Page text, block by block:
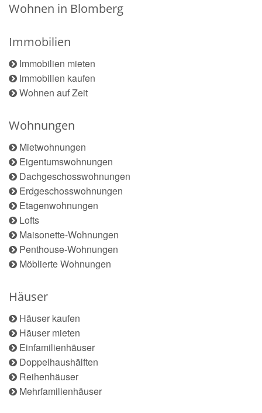
Wohnen in Blomberg
Immobilien
Immobilien mieten
Immobilien kaufen
Wohnen auf Zeit
Wohnungen
Mietwohnungen
Eigentumswohnungen
Dachgeschosswohnungen
Erdgeschosswohnungen
Etagenwohnungen
Lofts
Maisonette-Wohnungen
Penthouse-Wohnungen
Möblierte Wohnungen
Häuser
Häuser kaufen
Häuser mieten
Einfamilienhäuser
Doppelhaushälften
Reihenhäuser
Mehrfamilienhäuser